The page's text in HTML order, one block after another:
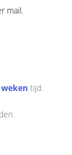
mail.
weken tijd.